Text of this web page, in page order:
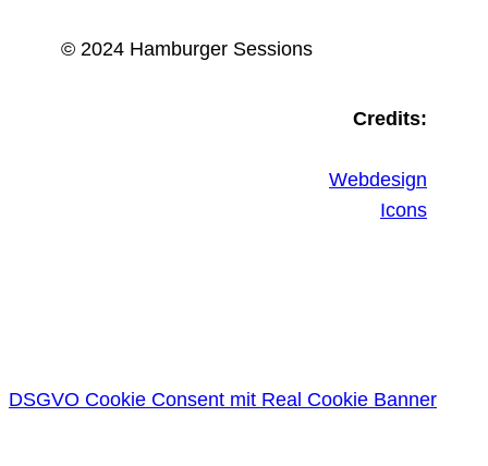
© 2024 Hamburger Sessions
Credits:
Webdesign
Icons
DSGVO Cookie Consent mit Real Cookie Banner